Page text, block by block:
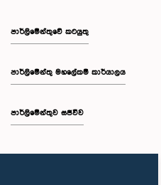
පාර්ලිමේන්තුවේ කටයුතු
පාර්ලිමේන්තු මහලේකම් කාර්යාලය
පාර්ලිමේන්තුව සජීවීව